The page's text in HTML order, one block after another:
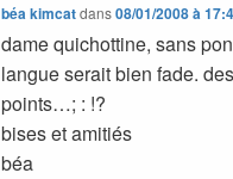
béa kimcatdans08/01/2008 à
dame quichottine, sans
langue serait bien fade.
points…; : !?
bises et amitiés
béa